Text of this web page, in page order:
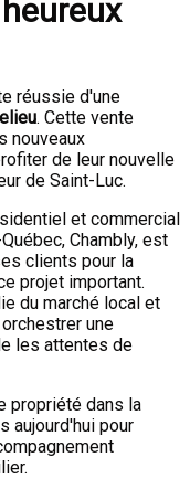
réussie d'une
. Cette vente
nouveaux
de leur nouvelle
de Saint-Luc.
et commercial
Chambly, est
clients pour la
projet important.
du marché local et
une
les attentes de
propriété dans la
aujourd'hui pour